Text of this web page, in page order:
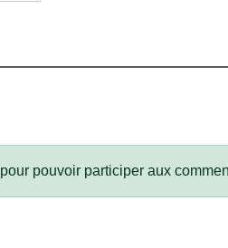
pour pouvoir participer aux